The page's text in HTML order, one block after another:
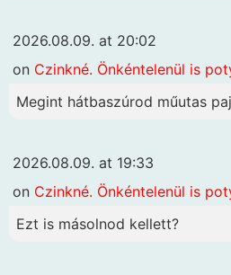
2026.08.09. at 20:02
on Czinkné. Önkéntelenül is
Megint hátbaszúrod műutas
2026.08.09. at 19:33
on Czinkné. Önkéntelenül is
Ezt is másolnod kellett?